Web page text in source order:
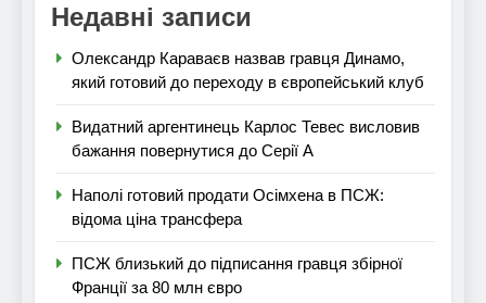
Недавні записи
Олександр Караваєв назвав гравця Динамо,
який готовий до переходу в європейський клуб
Видатний аргентинець Карлос Тевес висловив
бажання повернутися до Серії А
Наполі готовий продати Осімхена в ПСЖ:
відома ціна трансфера
ПСЖ близький до підписання гравця збірної
Франції за 80 млн євро